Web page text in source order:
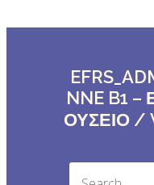
NNE B1
ΟΥΣΕΙΟ /